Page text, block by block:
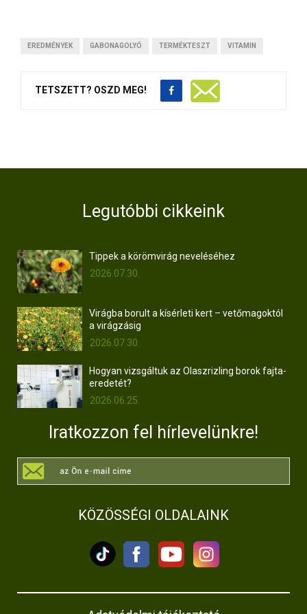
EREDMÉNYEK GABONAGOLYÓ TERMÉKTESZT VITAMIN
TETSZETT? OSZD MEG!
Legutóbbi cikkeink
Tippek a körömvirág neveléséhez
2026.07.30.
Virágba borult a kísérleti kert – vetőmagoktól
a virágzásig
2026.07.30.
Hogyan vizsgáltuk az Olaszrizling borok fajta-
eredetét?
2026.06.25.
Iratkozzon fel hírlevelünkre!
KÖZÖSSÉGI OLDALAINK